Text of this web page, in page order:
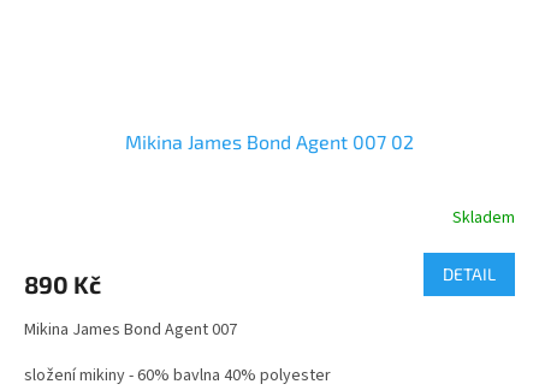
Mikina James Bond Agent 007 02
je
z
hvězdiček.
Skladem
890 Kč DETAIL
Mikina James Bond Agent 007
složení mikiny - 60% bavlna 40% polyester